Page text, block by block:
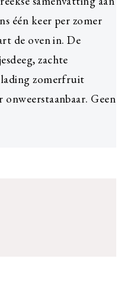
één keer per zomer
de oven in. De
zachte
zomerfruit
Geen